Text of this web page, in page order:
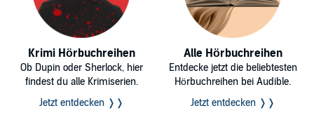
Krimi Hörbuchreihen
Ob Dupin oder Sherlock, hier
findest du alle Krimiserien.
Jetzt entdecken ❭❭
Alle Hörbuchreihen
Entdecke jetzt die beliebtesten
Hörbuchreihen bei Audible.
Jetzt entdecken ❭❭